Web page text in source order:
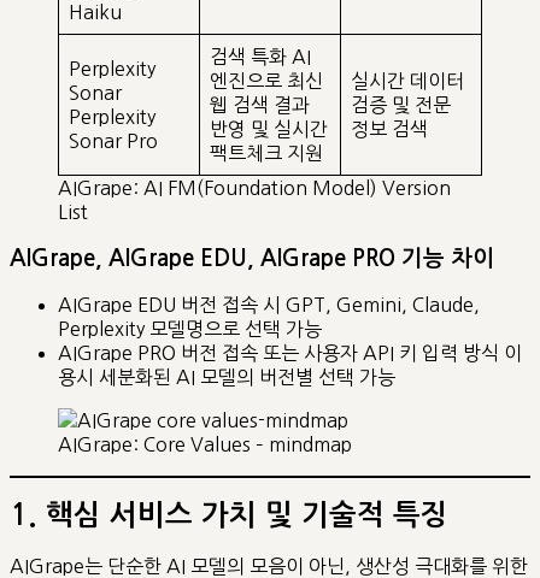
Haiku
Perplexity
Sonar
Perplexity
Sonar Pro
검색 특화 AI
엔진으로 최신
웹 검색 결과
반영 및 실시간
팩트체크 지원
실시간 데이터
검증 및 전문
정보 검색
AIGrape: AI FM(Foundation Model) Version
List
AIGrape, AIGrape EDU, AIGrape PRO 기능 차이
AIGrape EDU 버전 접속 시 GPT, Gemini, Claude,
Perplexity 모델명으로 선택 가능
AIGrape PRO 버전 접속 또는 사용자 API 키 입력 방식 이
용시 세분화된 AI 모델의 버전별 선택 가능
AIGrape: Core Values – mindmap
1. 핵심 서비스 가치 및 기술적 특징
AIGrape는 단순한 AI 모델의 모음이 아닌, 생산성 극대화를 위한